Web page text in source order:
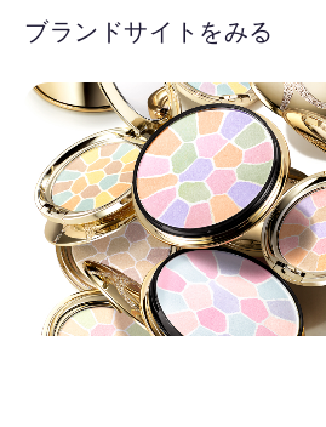
ブランドサイトをみる